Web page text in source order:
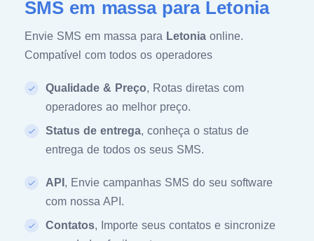
SMS em massa para Letonia
Envie SMS em massa para Letonia online.
Compatível com todos os operadores
Qualidade & Preço, Rotas diretas com
operadores ao melhor preço.
Status de entrega, conheça o status de
entrega de todos os seus SMS.
API , Envie campanhas SMS do seu software
com nossa API.
Contatos, Importe seus contatos e sincronize